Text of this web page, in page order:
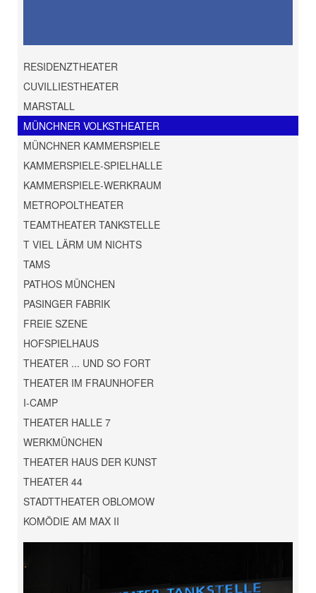
RESIDENZTHEATER
CUVILLIESTHEATER
MARSTALL
MÜNCHNER VOLKSTHEATER
MÜNCHNER KAMMERSPIELE
KAMMERSPIELE-SPIELHALLE
KAMMERSPIELE-WERKRAUM
METROPOLTHEATER
TEAMTHEATER TANKSTELLE
T VIEL LÄRM UM NICHTS
TAMS
PATHOS MÜNCHEN
PASINGER FABRIK
FREIE SZENE
HOFSPIELHAUS
THEATER ... UND SO FORT
THEATER IM FRAUNHOFER
I-CAMP
THEATER HALLE 7
WERKMÜNCHEN
THEATER HAUS DER KUNST
THEATER 44
STADTTHEATER OBLOMOW
KOMÖDIE AM MAX II